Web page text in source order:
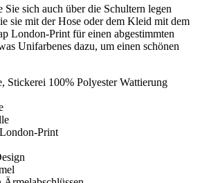
sich auch über die Schultern legen
sie mit der Hose oder dem Kleid mit dem
London-Print für einen abgestimmten
Unifarbenes dazu, um einen schönen
Stickerei 100% Polyester Wattierung
Print